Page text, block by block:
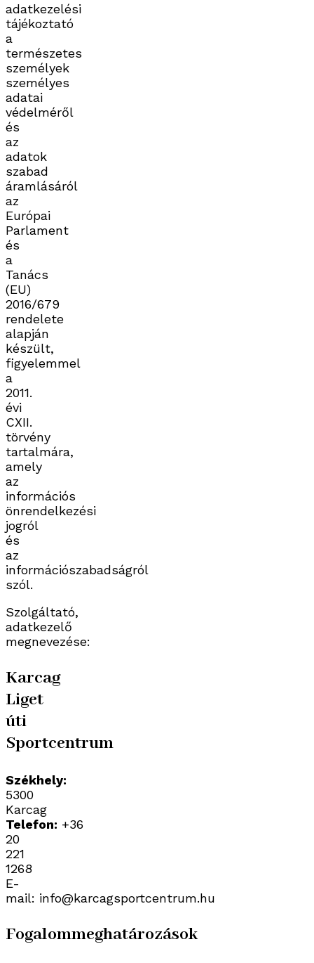
adatkezelési
tájékoztató
a
természetes
személyek
személyes
adatai
védelméről
és
az
adatok
szabad
áramlásáról
az
Európai
Parlament
és
a
Tanács
(EU)
2016/679
rendelete
alapján
készült,
figyelemmel
a
2011.
évi
CXII.
törvény
tartalmára,
amely
az
információs
önrendelkezési
jogról
és
az
információszabadságról
szól.
Szolgáltató,
adatkezelő
megnevezése:
Karcag
Liget
úti
Sportcentrum
Székhely:
5300
Karcag
Telefon: +36
20
221
1268
E-
mail: info@karcagsportcentrum.hu
Fogalommeghatározások